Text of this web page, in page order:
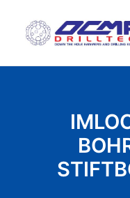
UNTERNEHMEN
TECHNOLOGIE
PRODUKTE